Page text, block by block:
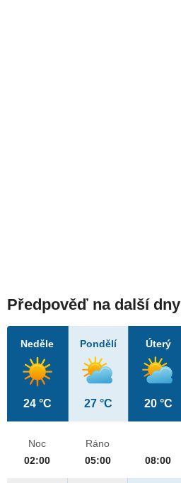
Předpověď na další dny
Neděle
24 °C
Pondělí
27 °C
Úterý
20 °C
Noc
02:00
Ráno
05:00
08:00